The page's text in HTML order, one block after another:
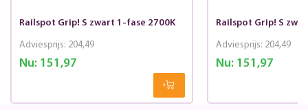
Railspot Grip! S zwart 1-fase 2700K
Nu:151,97
Adviesprijs: 204,49
Railspot Grip! S
Nu:151,97
Adviesprijs: 204,49